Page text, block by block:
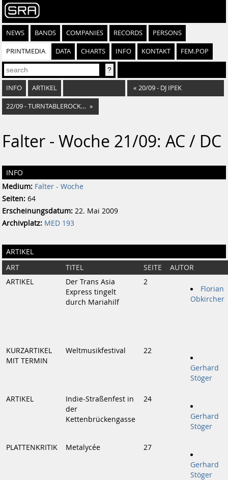
NEWS BANDS COMPANIES RECORDS PERSONS
PRINTMEDIA DATA CHARTS INFO KONTAKT FEM.POP
INFO ARTIKEL « 20/09 - DJ IPEK
22/09 - TURNTABLEROCKER »
Falter - Woche 21/09: AC / DC
INFO
Medium: Falter - Woche
Seiten: 64
Erscheinungsdatum: 22. Mai 2009
Archivplatz: MED 193
ARTIKEL
ART TITEL SEITE
AUTOR
ARTIKEL
Der Trans Asia
Express tingelt
durch Mariahilf
2
Florian
Obkircher
KURZARTIKEL
MIT TERMIN
Weltmusikfestival
22
Gerhard
Stöger
ARTIKEL
Indie-Straßenfest in
der
Kettenbrückengasse
24
Gerhard
Stöger
PLATTENKRITIK Metalycée
27
Gerhard
Stöger